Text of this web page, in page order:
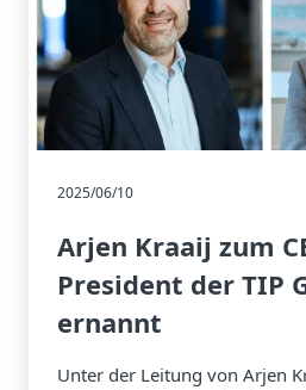
2025/06/10
Arjen Kraaij zum
President der TIP
ernannt
Unter der Leitung von Arjen